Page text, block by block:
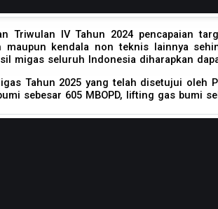
Triwulan IV Tahun 2024 pencapaian
maupun kendala non teknis lainnya
migas seluruh Indonesia diharapkan
Tahun 2025 yang telah disetujui oleh
sebesar 605 MBOPD, lifting gas bumi